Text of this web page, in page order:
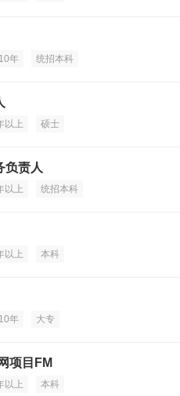
年 统招本科
以上 硕士
负责人
以上 统招本科
以上 本科
年 大专
项目FM
以上 本科